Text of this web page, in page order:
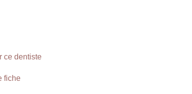
ce dentiste
fiche